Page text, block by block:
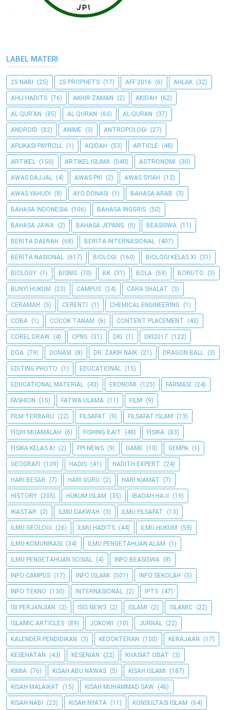
LABEL MATERI
25 NABI (25) 25 PROPHETS (17) AFF 2016 (6) AHLAK (32)
AHLI HADITS (76) AKHIR ZAMAN (2) AKIDAH (62)
AL QUR'AN (85) AL QURAN (60) AL-QURAN (37)
ANDROID (82) ANIME (3) ANTROPOLOGI (27)
APLIKASI PAYROLL (1) AQIDAH (53) ARTICLE (48)
ARTIKEL (150) ARTIKEL ISLAMI (540) ASTRONOMI (30)
AWAS DAJJAL (4) AWAS PKI (2) AWAS SYIAH (12)
AWAS YAHUDI (8) AYO DONASI (1) BAHASA ARAB (3)
BAHASA INDONESIA (106) BAHASA INGGRIS (50)
BAHASA JAWA (2) BAHASA JEPANG (5) BEASISWA (11)
BERITA DAERAH (68) BERITA INTERNASIONAL (407)
BERITA NASIONAL (617) BIOLOGI (160) BIOLOGI KELAS XI (31)
BIOLOGY (1) BISNIS (70) BK (31) BOLA (59) BORUTO (3)
BUNYI HUKUM (23) CAMPUS (24) CARA SHALAT (3)
CERAMAH (5) CERENTI (1) CHEMICAL ENGINEERING (1)
COBA (1) COCOK TANAM (6) CONTENT PLACEMENT (42)
COREL DRAW (4) CPNS (31) DKI (1) DKI2017 (122)
DOA (79) DONASI (8) DR. ZAKIR NAIK (21) DRAGON BALL (3)
EDITING PHOTO (1) EDUCATIONAL (15)
EDUCATIONAL MATERIAL (43) EKONOMI (125) FARMASI (24)
FASHION (15) FATWA ULAMA (11) FILM (9)
FILM TERBARU (22) FILSAFAT (9) FILSAFAT ISLAM (13)
FIQIH MUAMALAH (6) FISHING BAIT (48) FISIKA (83)
FISIKA KELAS XI (2) FPI NEWS (9) GAME (10) GEMPA (1)
GEOGRAFI (139) HADIS (41) HADITH EXPERT (24)
HARI BESAR (7) HARI GURU (2) HARI KIAMAT (7)
HISTORY (205) HUKUM ISLAM (35) IBADAH HAJI (19)
IKASTAR (2) ILMU DAKWAH (3) ILMU FILSAFAT (13)
ILMU GEOLOGI (26) ILMU HADITS (44) ILMU HUKUM (59)
ILMU KOMUNIKASI (34) ILMU PENGETAHUAN ALAM (1)
ILMU PENGETAHUAN SOSIAL (4) INFO BEASISWA (8)
INFO CAMPUS (17) INFO ISLAMI (501) INFO SEKOLAH (5)
INFO TEKNO (130) INTERNASIONAL (2) IPTS (47)
ISI PERJANJIAN (2) ISIS NEWS (2) ISLAMI (2) ISLAMIC (22)
ISLAMIC ARTICLES (89) JOKOWI (10) JURNAL (22)
KALENDER PENDIDIKAN (3) KEDOKTERAN (100) KERAJAAN (17)
KESEHATAN (43) KESENIAN (22) KHASIAT OBAT (3)
KIMIA (76) KISAH ABU NAWAS (5) KISAH ISLAMI (187)
KISAH MALAIKAT (15) KISAH MUHAMMAD SAW (46)
KISAH NABI (23) KISAH NYATA (11) KONSULTASI ISLAM (64)